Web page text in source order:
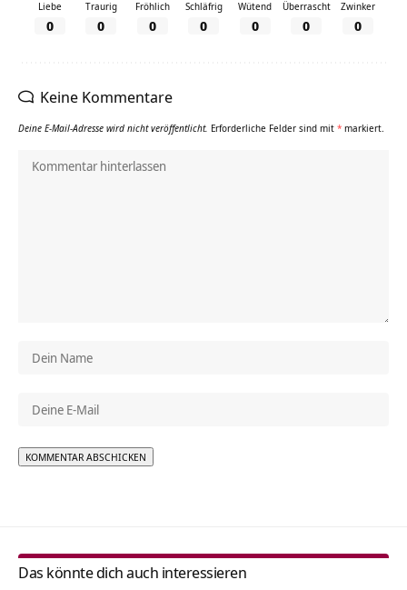
Liebe
0
Traurig
0
Fröhlich
0
Schläfrig
0
Wütend
0
Überrascht
0
Zwinker
0
Keine Kommentare
Deine E-Mail-Adresse wird nicht veröffentlicht. Erforderliche Felder sind mit * markiert.
Das könnte dich auch interessieren